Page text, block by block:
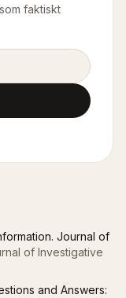
faktiskt
Journal of
of Investigative
and Answers: